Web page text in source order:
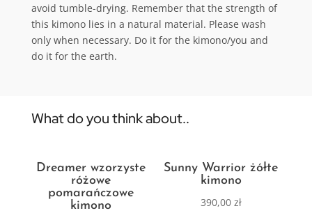
avoid tumble-drying. Remember that the strength of
this kimono lies in a natural material. Please wash
only when necessary. Do it for the kimono/you and
do it for the earth.
What do you think about..
Dreamer wzorzyste
różowe
pomarańczowe
kimono
Sunny Warrior żółte
kimono
390,00 zł